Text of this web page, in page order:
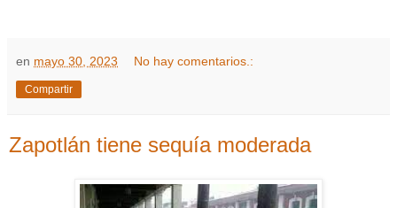
en mayo 30, 2023 No hay comentarios.:
Compartir
Zapotlán tiene sequía moderada